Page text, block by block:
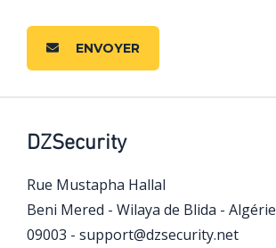
ENVOYER
DZSecurity
Rue Mustapha Hallal
Beni Mered - Wilaya de Blida - Algérie
09003 - support@dzsecurity.net